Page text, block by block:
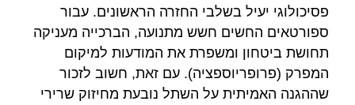
פסיכולוגי יעיל בשלבי החזרה הראשונים. עבור
ספורטאים החשים חשש מתנועה, הברכייה מעניקה
תחושת ביטחון ומשפרת את המודעות למיקום
המפרק (פרופריוספציה). עם זאת, חשוב לזכור
שההגנה האמיתית על השתל נובעת מחיזוק שרירי